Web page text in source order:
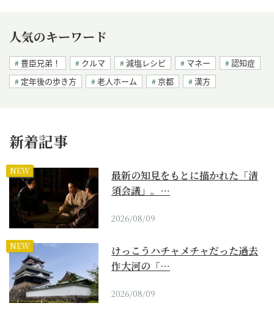
人気のキーワード
豊臣兄弟！ クルマ 減塩レシピ マネー
認知症
定年後の歩き方
老人ホーム 京都 漢方
新着記事
NEW
最新の知見をもとに描かれた「清
須会議」。…
2026/08/09
NEW
けっこうハチャメチャだった過去
作大河の「…
2026/08/09